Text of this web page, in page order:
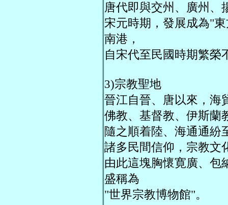
唐代即與交州、廣州、
宋元時期，發展成為"
南港，
自宋代至民國時期繁榮
3)宗教聖地
晉江自晉、唐以來，海
佛教、基督教、伊斯蘭
隨之順着陸、海通通紛
諸多民間信仰，宗教文
由此這塊胸懷寛廣、包
盛稱為
"世界宗教博物館"。